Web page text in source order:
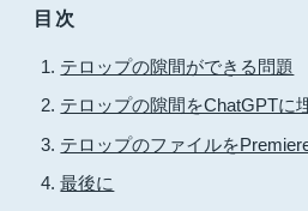
目次
テロップの隙間ができる問題
テロップの隙間をChatGPTに
テロップのファイルを
最後に